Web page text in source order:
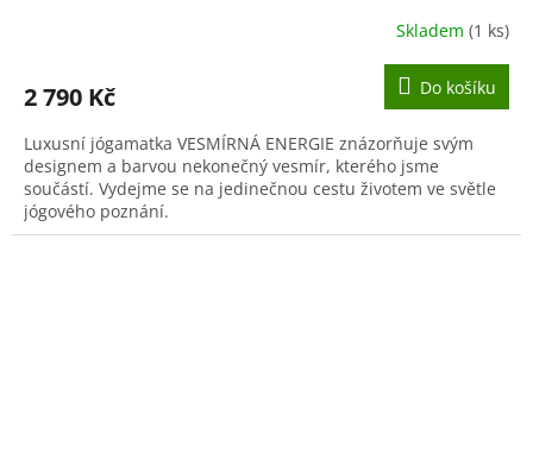
Skladem (1 ks)
2 790 Kč Do košíku
Luxusní jógamatka VESMÍRNÁ ENERGIE znázorňuje svým
designem a barvou nekonečný vesmír, kterého jsme
součástí. Vydejme se na jedinečnou cestu životem ve světle
jógového poznání.